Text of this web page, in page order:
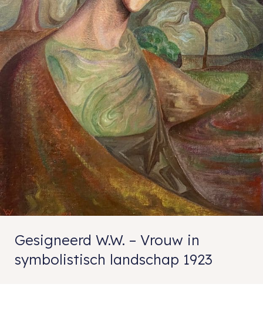
Gesigneerd W.W. – Vrouw in
symbolistisch landschap 1923